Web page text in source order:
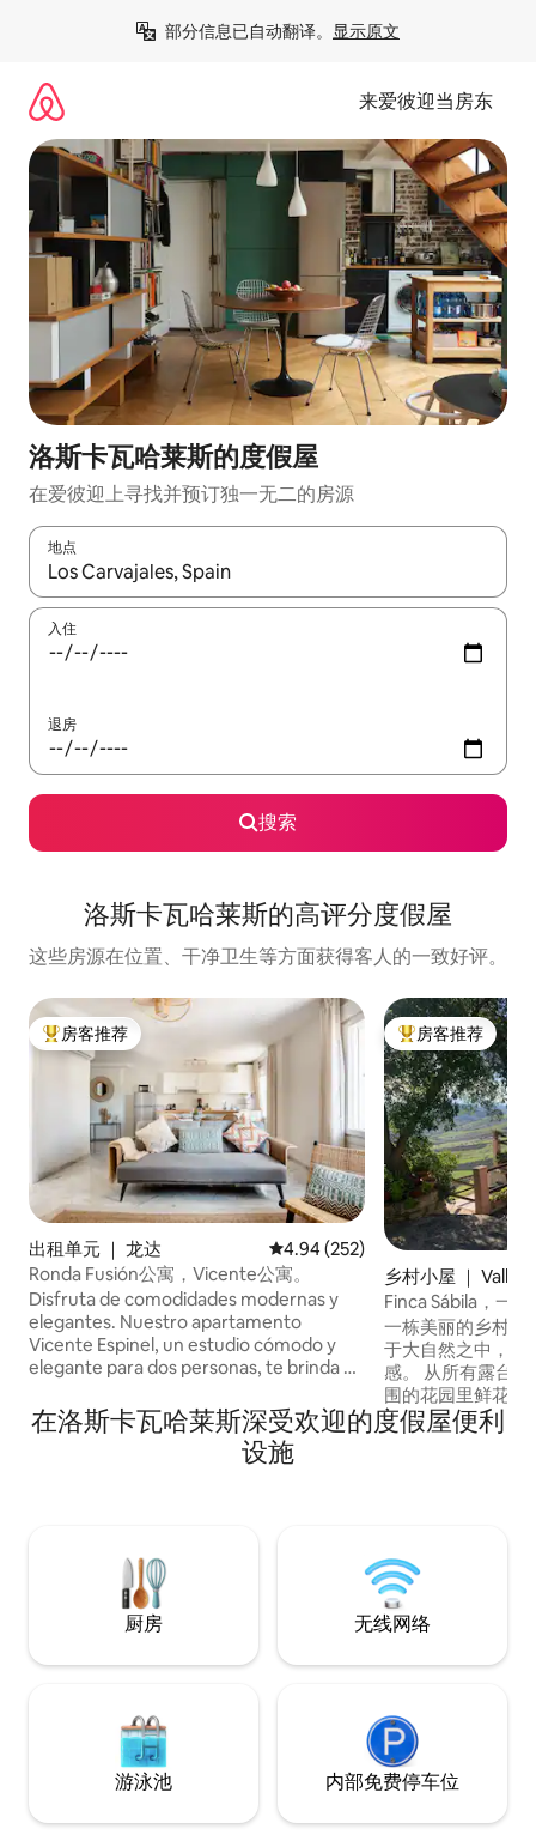
部分信息已自动翻译。 显示原文
来爱彼迎当房东
洛斯卡瓦哈莱斯的度假屋
在爱彼迎上寻找并预订独一无二的房源
地点
如有搜索结果，请使用上下方向键查看，或通过点击或滑动手势
入住
退房
搜索
洛斯卡瓦哈莱斯的高评分度假屋
这些房源在位置、干净卫生等方面获得客人的一致好评。
热门「房客推荐」
房客推荐
出租单元 ｜ 龙达 平均评分 4.94 分（满分 5 分），
4.94 (252)
Ronda Fusión公寓，Vicente公寓。
Disfruta de comodidades modernas y
elegantes. Nuestro apartamento
Vicente Espinel, un estudio cómodo y
elegante para dos personas, te brinda un
Ronda. El apartamento es de uso privado
y exclusivo para los huéspedes. No
compartirás ninguna zona interior del
热门「房客推荐」
房客推荐
乡村小屋 ｜ Valle
s
Finca Sábila，一
一栋美丽的乡村房
于大自然之中，拥
感。 从所有露台
围的花园里鲜花盛
厘岛床、吊床、桌椅和石
顶的景观保护区内
在洛斯卡瓦哈莱斯深受欢迎的度假屋便利
设施
厨房 无线网络
游泳池 内部免费停车位